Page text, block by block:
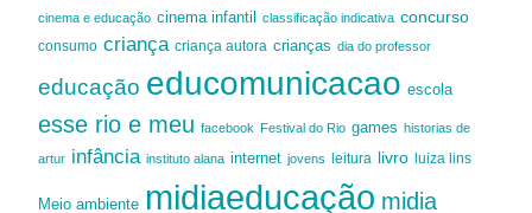
cinema e educação cinema infantil classificação indicativa concurso
consumo criança criança autora crianças dia do professor
educação educomunicacao escola
esse rio e meu facebook Festival do Rio games historias de
artur infância instituto alana internet jovens leitura livro luiza lins
Meio ambiente midiaeducação midia